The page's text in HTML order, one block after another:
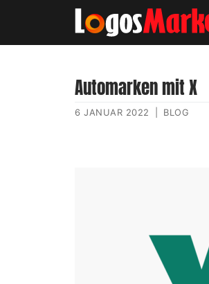
Automarken mit X
6 JANUAR 2022 BLOG